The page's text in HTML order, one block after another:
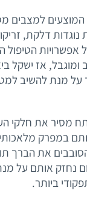
המוצעים למצבים
נוגדות דלקת,
אפשרויות הטיפול
ומוגבל, אז ישקל
מנת להשיב
מסיר את חלקי
במפרק
את הברך
נחזק אותם על
ביותר.